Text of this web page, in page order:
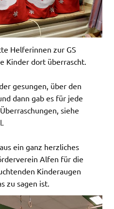
Helferinnen zur GS
Kinder dort überrascht.
gesungen, über den
dann gab es für jede
siehe
ein ganz herzliches
Alfen für die
Kinderaugen
zu sagen ist.